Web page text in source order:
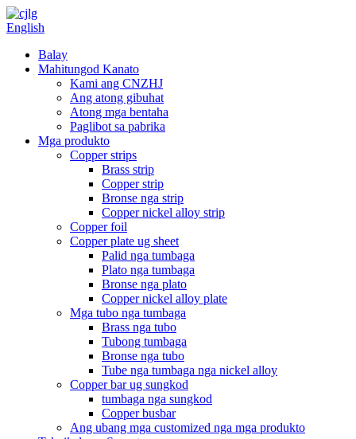
English
Balay
Mahitungod Kanato
Kami ang CNZHJ
Ang atong gibuhat
Atong mga bentaha
Paglibot sa pabrika
Mga produkto
Copper strips
Brass strip
Copper strip
Bronse nga strip
Copper nickel alloy strip
Copper foil
Copper plate ug sheet
Palid nga tumbaga
Plato nga tumbaga
Bronse nga plato
Copper nickel alloy plate
Mga tubo nga tumbaga
Brass nga tubo
Tubong tumbaga
Bronse nga tubo
Tube nga tumbaga nga nickel alloy
Copper bar ug sungkod
tumbaga nga sungkod
Copper busbar
Ang ubang mga customized nga mga produkto